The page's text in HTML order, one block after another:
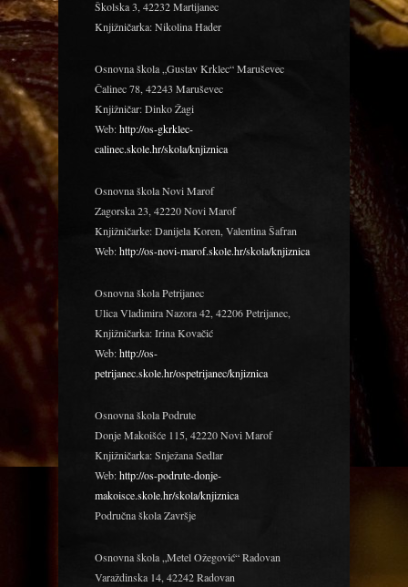
Školska 3, 42232 Martijanec
Knjižničarka: Nikolina Hader
Osnovna škola „Gustav Krklec“ Maruševec
Čalinec 78, 42243 Maruševec
Knjižničar: Dinko Žagi
Web:http://os-gkrklec-
calinec.skole.hr/skola/knjiznica
Osnovna škola Novi Marof
Zagorska 23, 42220 Novi Marof
Knjižničarke: Danijela Koren, Valentina Šafran
Web:http://os-novi-marof.skole.hr/skola/knjiznica
Osnovna škola Petrijanec
Ulica Vladimira Nazora 42, 42206 Petrijanec,
Knjižničarka: Irina Kovačić
Web:http://os-
petrijanec.skole.hr/ospetrijanec/knjiznica
Osnovna škola Podrute
Donje Makoišće 115, 42220 Novi Marof
Knjižničarka: Snježana Sedlar
Web:http://os-podrute-donje-
makoisce.skole.hr/skola/knjiznica
Područna škola Završje
Osnovna škola „Metel Ožegović“ Radovan
Varaždinska 14, 42242 Radovan